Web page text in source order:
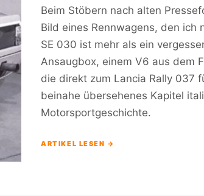
Beim Stöbern nach alten
Bild eines Rennwagens, den ich
SE 030 ist mehr als ein
Ansaugbox, einem V6 aus dem
die direkt zum Lancia Rally 037
beinahe übersehenes Kapitel
Motorsportgeschichte.
ARTIKEL LESEN →